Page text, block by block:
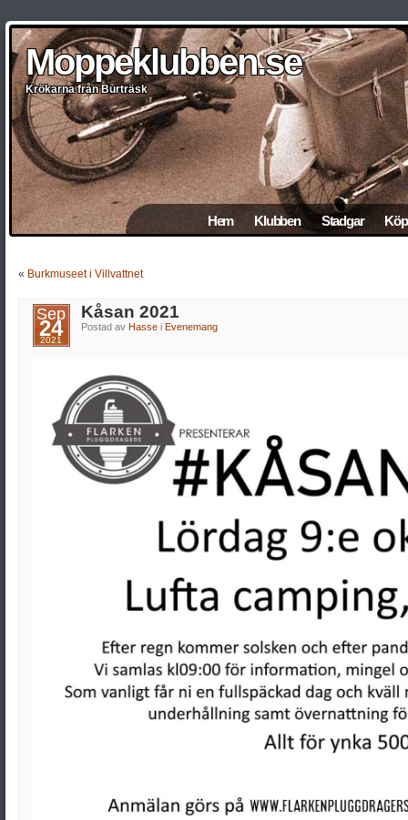
Moppeklubben.se
Moppeklubben.se
Moppeklubben.se
Moppeklubben.se
Moppeklubben.se
Krökarna från Burträsk
Krökarna från Burträsk
Krökarna från Burträsk
Krökarna från Burträsk
Krökarna från Burträsk
Hem Klubben Stadgar
« Burkmuseet i Villvattnet
Sep
24
2021
Kåsan 2021
Postad av Hassei Evenemang